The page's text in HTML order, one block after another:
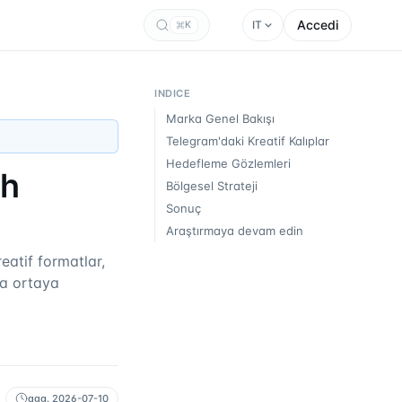
K IT Accedi
formatlar,
ortaya
agg. 2026-07-10
INDICE
Marka Genel Bakışı
Telegram'daki Kreatif Kalıplar
Hedefleme Gözlemleri
Bölgesel Strateji
Sonuç
Araştırmaya devam edin